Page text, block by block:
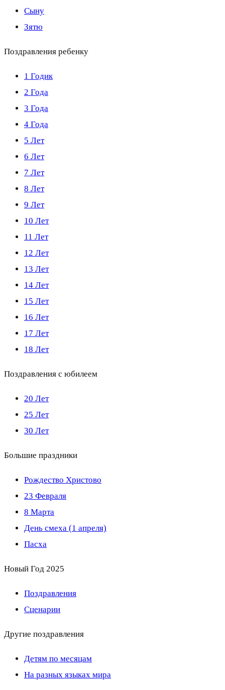
Сыну
Зятю
Поздравления ребенку
1 Годик
2 Года
3 Года
4 Года
5 Лет
6 Лет
7 Лет
8 Лет
9 Лет
10 Лет
11 Лет
12 Лет
13 Лет
14 Лет
15 Лет
16 Лет
17 Лет
18 Лет
Поздравления с юбилеем
20 Лет
25 Лет
30 Лет
Большие праздники
Рождество Христово
23 Февраля
8 Марта
День смеха (1 апреля)
Пасха
Новый Год 2025
Поздравления
Сценарии
Другие поздравления
Детям по месяцам
На разных языках мира